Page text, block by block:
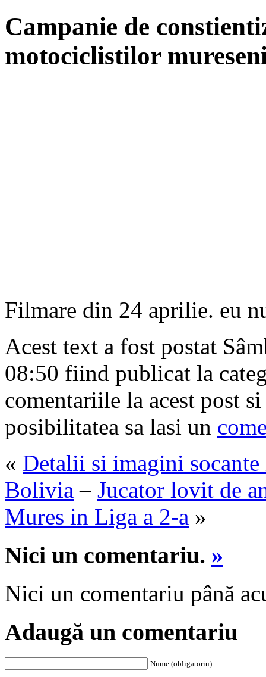
Campanie de
motociclistilor
Filmare din 24 aprilie. eu
Acest text a fost postat
08:50 fiind publicat la
comentariile la acest post
posibilitatea sa lasi un
« Detalii si imagini
Bolivia – Jucator lovit de
Mures in Liga a 2-a »
Nici un comentariu. »
Nici un comentariu până
Adaugă un comentariu
Nume (obligatoriu)